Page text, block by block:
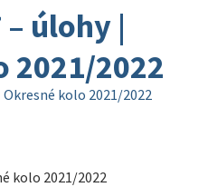
úlohy |
2021/2022
kolo 2021/2022
kolo 2021/2022